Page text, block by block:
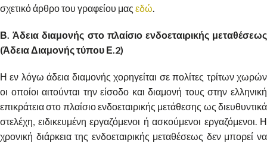
σχετικό άρθρο του γραφείου μας εδώ.
Β. Άδεια διαμονής στο πλαίσιο ενδοεταιρικής μεταθέσεως
(Άδεια Διαμονής τύπου Ε.2)
Η εν λόγω άδεια διαμονής χορηγείται σε πολίτες τρίτων χωρών
οι οποίοι αιτούνται την είσοδο και διαμονή τους στην ελληνική
επικράτεια στο πλαίσιο ενδοεταιρικής μετάθεσης ως διευθυντικά
στελέχη, ειδικευμένη εργαζόμενοι ή ασκούμενοι εργαζόμενοι. Η
χρονική διάρκεια της ενδοεταιρικής μεταθέσεως δεν μπορεί να